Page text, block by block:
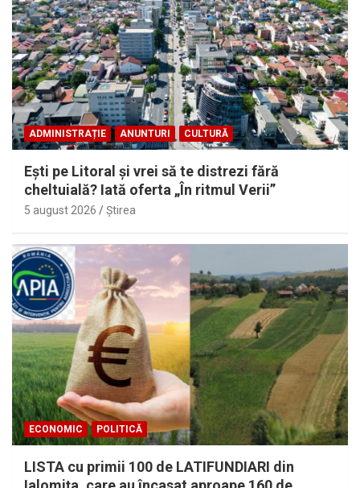
ADMINISTRAȚIE ANUNTURI CULTURĂ
Eşti pe Litoral şi vrei să te distrezi fără
cheltuială? Iată oferta „În ritmul Verii”
5 august 2026 Ştirea
ECONOMIC POLITICĂ
LISTA cu primii 100 de LATIFUNDIARI din